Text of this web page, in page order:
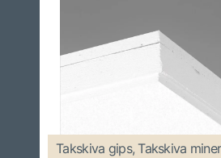
Takskiva gips, Takskiva